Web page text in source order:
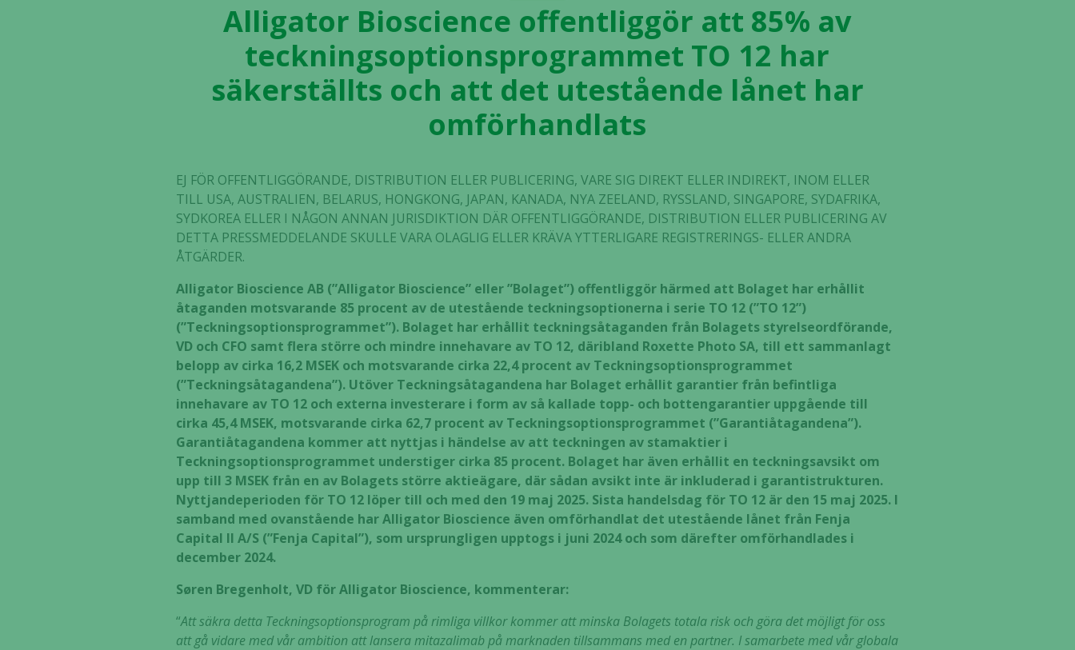
Alligator Bioscience offentliggör att 85% av
teckningsoptionsprogrammet TO 12 har
säkerställts och att det utestående lånet har
omförhandlats
EJ FÖR OFFENTLIGGÖRANDE, DISTRIBUTION ELLER PUBLICERING, VARE SIG DIREKT ELLER INDIREKT, INOM ELLER
TILL USA, AUSTRALIEN, BELARUS, HONGKONG, JAPAN, KANADA, NYA ZEELAND, RYSSLAND, SINGAPORE, SYDAFRIKA,
SYDKOREA ELLER I NÅGON ANNAN JURISDIKTION DÄR OFFENTLIGGÖRANDE, DISTRIBUTION ELLER PUBLICERING AV
DETTA PRESSMEDDELANDE SKULLE VARA OLAGLIG ELLER KRÄVA YTTERLIGARE REGISTRERINGS- ELLER ANDRA
ÅTGÄRDER.
Alligator Bioscience AB (”Alligator Bioscience” eller ”Bolaget”) offentliggör härmed att Bolaget har erhållit
åtaganden motsvarande 85 procent av de utestående teckningsoptionerna i serie TO 12 (”TO 12”)
(”Teckningsoptionsprogrammet”). Bolaget har erhållit teckningsåtaganden från Bolagets styrelseordförande,
VD och CFO samt flera större och mindre innehavare av TO 12, däribland Roxette Photo SA, till ett sammanlagt
belopp av cirka 16,2 MSEK och motsvarande cirka 22,4 procent av Teckningsoptionsprogrammet
(”Teckningsåtagandena”). Utöver Teckningsåtagandena har Bolaget erhållit garantier från befintliga
innehavare av TO 12 och externa investerare i form av så kallade topp- och bottengarantier uppgående till
cirka 45,4 MSEK, motsvarande cirka 62,7 procent av Teckningsoptionsprogrammet (”Garantiåtagandena”).
Garantiåtagandena kommer att nyttjas i händelse av att teckningen av stamaktier i
Teckningsoptionsprogrammet understiger cirka 85 procent. Bolaget har även erhållit en teckningsavsikt om
upp till 3 MSEK från en av Bolagets större aktieägare, där sådan avsikt inte är inkluderad i garantistrukturen.
Nyttjandeperioden för TO 12 löper till och med den 19 maj 2025. Sista handelsdag för TO 12 är den 15 maj 2025. I
samband med ovanstående har Alligator Bioscience även omförhandlat det utestående lånet från Fenja
Capital II A/S (”Fenja Capital”), som ursprungligen upptogs i juni 2024 och som därefter omförhandlades i
december 2024.
Søren Bregenholt, VD för Alligator Bioscience, kommenterar:
“Att säkra detta Teckningsoptionsprogram på rimliga villkor kommer att minska Bolagets totala risk och göra det möjligt för oss
att gå vidare med vår ambition att lansera mitazalimab på marknaden tillsammans med en partner. I samarbete med vår globala